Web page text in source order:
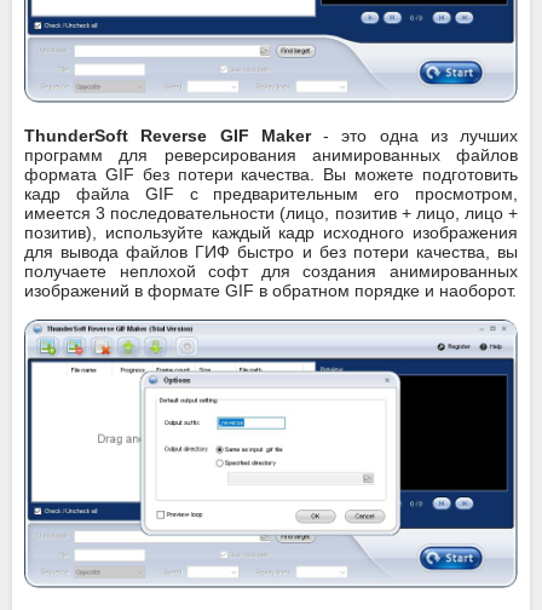
ThunderSoft Reverse GIF Maker- это одна из лучших
программ для реверсирования анимированных файлов
формата GIF без потери качества. Вы можете подготовить
кадр файла GIF с предварительным его просмотром,
имеется 3 последовательности (лицо, позитив + лицо, лицо +
позитив), используйте каждый кадр исходного изображения
для вывода файлов ГИФ быстро и без потери качества, вы
получаете неплохой софт для создания анимированных
изображений в формате GIF в обратном порядке и наоборот.